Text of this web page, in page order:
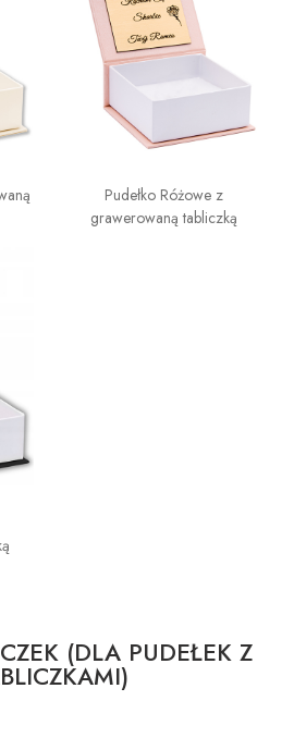
Pudełko Różowe z
grawerowaną tabliczką
(DLA PUDEŁEK Z